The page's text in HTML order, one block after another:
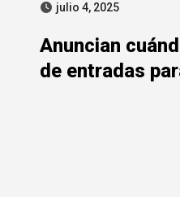
julio 4, 2025
Anuncian
de entradas